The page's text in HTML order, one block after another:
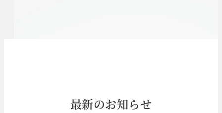
最新のお知らせ